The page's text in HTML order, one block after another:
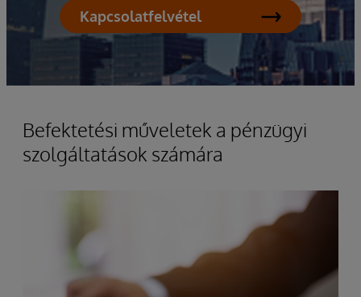
Kapcsolatfelvétel
Befektetési műveletek a pénzügyi
szolgáltatások számára